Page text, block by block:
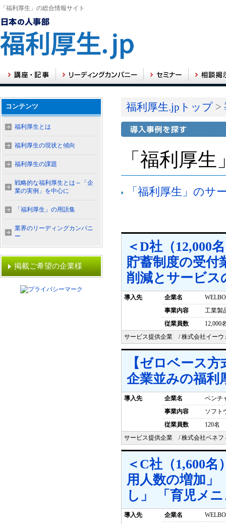
「福利厚生」の総合情報サイト
福利厚生.jpトップ >
「福利厚
「福利厚生」のサ
＜D社（12,000
貯蓄制度の受付
削減とサービス
導入先 企業名
事業内容
工業製
従業員数
12,000
サービス提供企業 / 株式会社イー
【ゼロベース
企業並みの福利
導入先 企業名
ベンチ
事業内容
ソフト
従業員数
120名
サービス提供企業 / 株式会社ベネ
＜C社（1,600
用人数の増加」
し」 「育児メ
導入先 企業名
コンテンツ
福利厚生とは
福利厚生の現状と傾向
福利厚生の課題
戦略的な福利厚生とは～「企
業の実例」を中心に
「福利厚生」の用語集
業界のリーディングカンパニ
ー
掲載ご希望の企業様